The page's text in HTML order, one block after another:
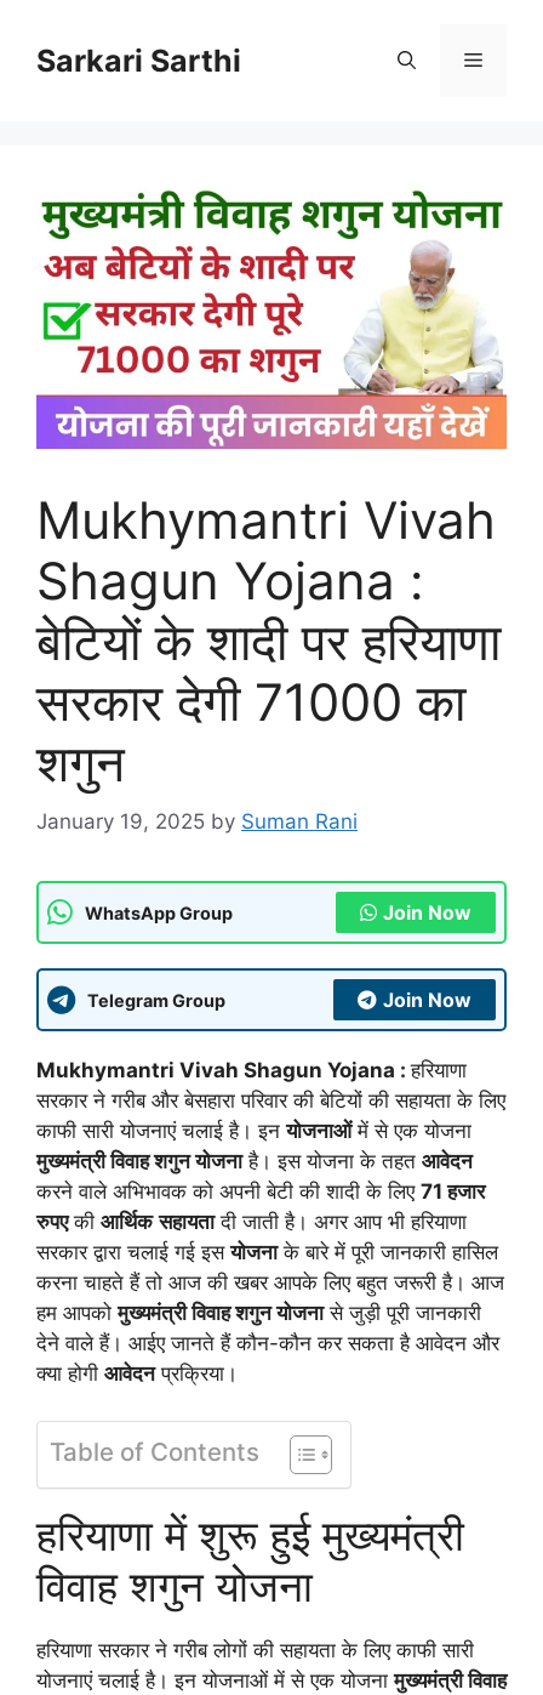
contentSarkari Sarthi Menu
Mukhymantri Vivah
Shagun Yojana :
बेटियों के शादी पर हरियाणा
सरकार देगी 71000 का
शगुन
January 19, 2025 by Suman Rani
WhatsApp Group Join Now
Telegram Group Join Now
Mukhymantri Vivah Shagun Yojana :हरियाणा
सरकार ने गरीब और बेसहारा परिवार की बेटियों की सहायता के लिए
काफी सारी योजनाएं चलाई है। इनयोजनाओंमें से एक योजना
मुख्यमंत्री विवाह शगुन योजनाहै। इस योजना के तहत आवेदन
करने वाले अभिभावक को अपनी बेटी की शादी के लिए 71 हजार
रुपएकी आर्थिक सहायतादी जाती है। अगर आप भी हरियाणा
सरकार द्वारा चलाई गई इसयोजनाके बारे में पूरी जानकारी हासिल
करना चाहते हैं तो आज की खबर आपके लिए बहुत जरूरी है। आज
हम आपकोमुख्यमंत्री विवाह शगुन योजनासे जुड़ी पूरी जानकारी
देने वाले हैं। आईए जानते हैं कौन-कौन कर सकता है आवेदन और
क्या होगी आवेदनप्रक्रिया।
Table of Contents
हरियाणा में शुरू हुई मुख्यमंत्री
विवाह शगुन योजना
हरियाणा सरकार ने गरीब लोगों की सहायता के लिए काफी सारी
योजनाएं चलाई है। इन योजनाओं में से एक योजनामुख्यमंत्री विवाह